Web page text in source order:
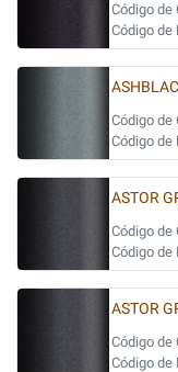
Código de
Código de
Código de
Código de
ASTOR
Código de
Código de
ASTOR
Código de
Código de